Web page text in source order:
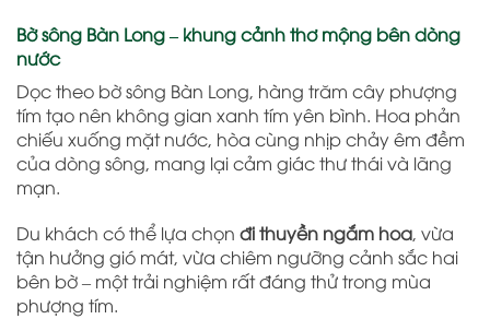
Bờ sông Bàn Long – khung cảnh thơ mộng bên dòng
nước
Dọc theo bờ sông Bàn Long, hàng trăm cây phượng
tím tạo nên không gian xanh tím yên bình. Hoa phản
chiếu xuống mặt nước, hòa cùng nhịp chảy êm đềm
của dòng sông, mang lại cảm giác thư thái và lãng
mạn.
Du khách có thể lựa chọn đi thuyền ngắm hoa, vừa
tận hưởng gió mát, vừa chiêm ngưỡng cảnh sắc hai
bên bờ – một trải nghiệm rất đáng thử trong mùa
phượng tím.